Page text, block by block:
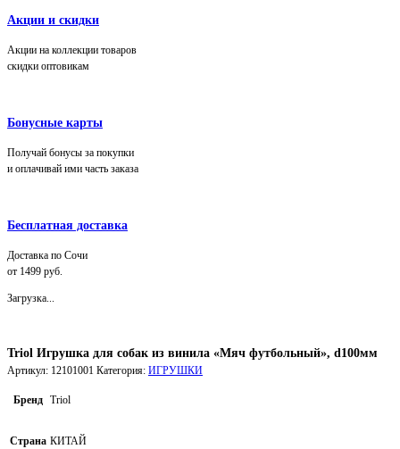
Акции и скидки
Акции на коллекции товаров
скидки оптовикам
Бонусные карты
Получай бонусы за покупки
и оплачивай ими часть заказа
Бесплатная доставка
Доставка по Сочи
от 1499 руб.
Загрузка...
Triol Игрушка для собак из винила «Мяч футбольный», d100мм
Артикул: 12101001 Категория: ИГРУШКИ
Бренд Triol
Страна КИТАЙ